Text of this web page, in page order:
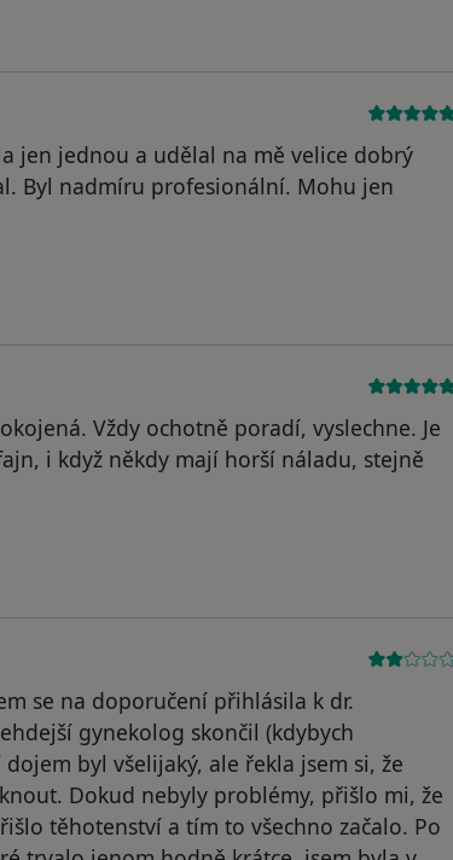
jen jednou a udělal na mě velice dobrý
Byl nadmíru profesionální. Mohu jen
Váš účet byl odstraněn
Vždy ochotně poradí, vyslechne. Je
i když někdy mají horší náladu, stejně
účet byl odstraněn
se na doporučení přihlásila k dr.
gynekolog skončil (kdybych
byl všelijaký, ale řekla jsem si, že
Dokud nebyly problémy, přišlo mi, že
těhotenství a tím to všechno začalo. Po